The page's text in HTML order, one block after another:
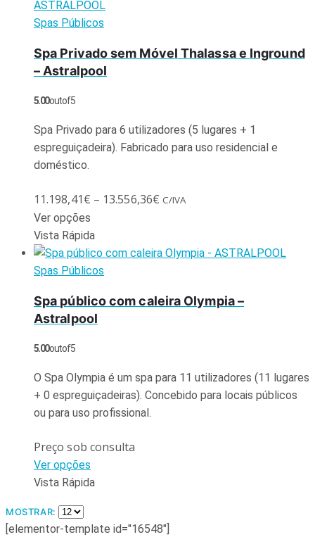
Spas Públicos
Spa Privado sem Móvel Thalassa e Inground
– Astralpool
5.00out of 5
Spa Privado para 6 utilizadores (5 lugares + 1
espreguiçadeira). Fabricado para uso residencial e
doméstico.
11.198,41€ – 13.556,36€ C/IVA
Ver opções
Vista Rápida
Spas Públicos
Spa público com caleira Olympia –
Astralpool
5.00out of 5
O Spa Olympia é um spa para 11 utilizadores (11 lugares
+ 0 espreguiçadeiras). Concebido para locais públicos
ou para uso profissional.
Preço sob consulta
Ver opções
Vista Rápida
MOSTRAR:
[elementor-template id="16548"]